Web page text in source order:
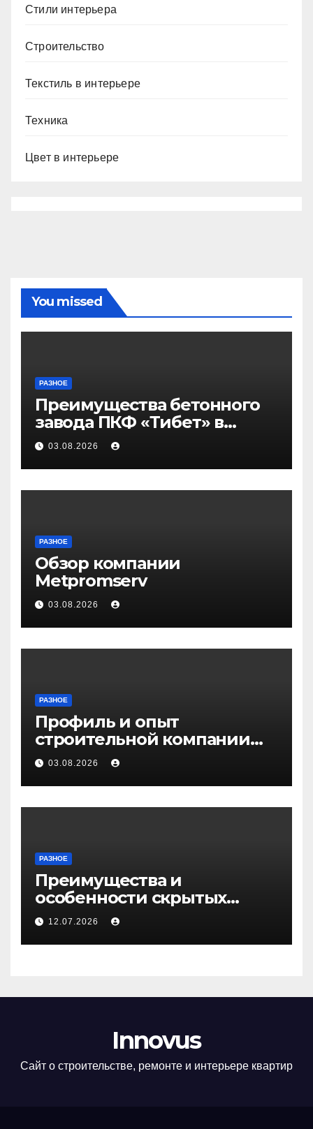
Стили интерьера
Строительство
Текстиль в интерьере
Техника
Цвет в интерьере
You missed
РАЗНОЕ
Преимущества бетонного
завода ПКФ «Тибет» в
Волгограде и Волжском
03.08.2026
РАЗНОЕ
Обзор компании
Metpromserv
03.08.2026
РАЗНОЕ
Профиль и опыт
строительной компании
Медичи
03.08.2026
РАЗНОЕ
Преимущества и
особенности скрытых
дверей
12.07.2026
Innovus
Сайт о строительстве, ремонте и интерьере квартир